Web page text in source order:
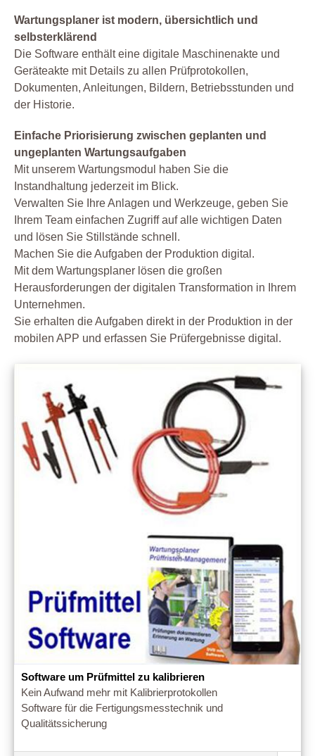
Wartungsplaner ist modern, übersichtlich und
selbsterklärend
Die Software enthält eine digitale Maschinenakte und
Geräteakte mit Details zu allen Prüfprotokollen,
Dokumenten, Anleitungen, Bildern, Betriebsstunden und
der Historie.
Einfache Priorisierung zwischen geplanten und
ungeplanten Wartungsaufgaben
Mit unserem Wartungsmodul haben Sie die
Instandhaltung jederzeit im Blick.
Verwalten Sie Ihre Anlagen und Werkzeuge, geben Sie
Ihrem Team einfachen Zugriff auf alle wichtigen Daten
und lösen Sie Stillstände schnell.
Machen Sie die Aufgaben der Produktion digital.
Mit dem Wartungsplaner lösen die großen
Herausforderungen der digitalen Transformation in Ihrem
Unternehmen.
Sie erhalten die Aufgaben direkt in der Produktion in der
mobilen APP und erfassen Sie Prüfergebnisse digital.
Software um Prüfmittel zu kalibrieren
Kein Aufwand mehr mit Kalibrierprotokollen
Software für die Fertigungsmesstechnik und
Qualitätssicherung